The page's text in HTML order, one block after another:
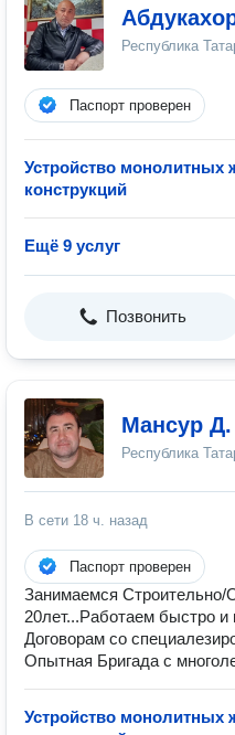
Республика
Паспорт проверен
Устройство монолитных
конструкций
Ещё 9 услуг
Позвонить
Мансур Д.
Республика
В сети 18 ч. назад
Паспорт проверен
Занимаемся
20лет...Работаем быстро и
Договорам со
Опытная Бригада с
Устройство монолитных